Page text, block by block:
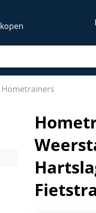
Hometrainers
- Verstelbare